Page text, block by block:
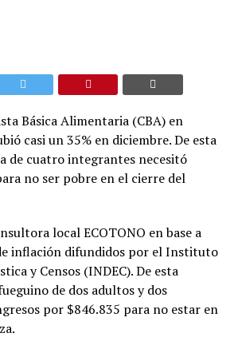
Básica Alimentaria (CBA) en
casi un 35% en diciembre. De esta
de cuatro integrantes necesitó
no ser pobre en el cierre del
local ECOTONO en base a
inflación difundidos por el Instituto
y Censos (INDEC). De esta
de dos adultos y dos
por $846.835 para no estar en